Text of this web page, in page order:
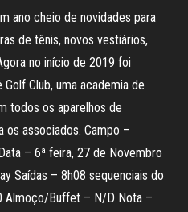
ano cheio de novidades para
de tênis, novos vestiários,
no início de 2019 foi
Club, uma academia de
todos os aparelhos de
os associados. Campo –
– 6ª feira, 27 de Novembro
Saídas – 8h08 sequenciais do
Almoço/Buffet – N/D Nota –